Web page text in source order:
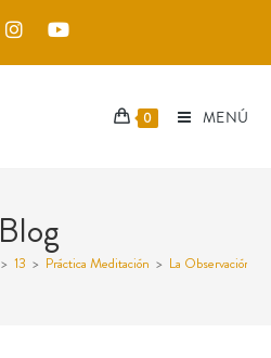
0 MENÚ
Blog
> 13 > Práctica Meditación > La Observación